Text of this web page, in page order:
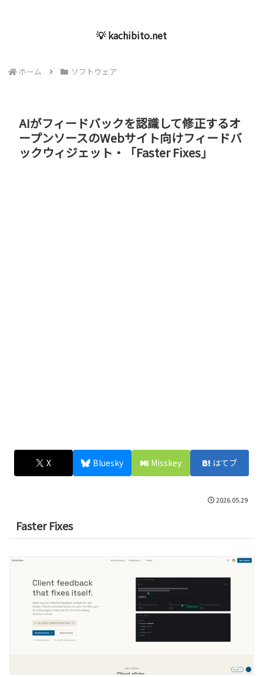
💡 kachibito.net
ホーム ソフトウェア
AIがフィードバックを認識して修正するオ
ープンソースのWebサイト向けフィードバ
ックウィジェット・「Faster Fixes」
X Bluesky Misskey はてブ
2026.05.29
Faster Fixes